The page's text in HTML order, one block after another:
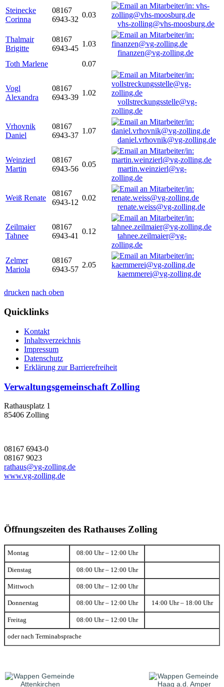
Steinecke
Corinna
08167
6943-32
0.03
vhs-zolling@vhs-moosburg.de
Thalmair
Brigitte
08167
6943-45
1.03
finanzen@vg-zolling.de
Toth Marlene
0.07
Vogl
Alexandra
08167
6943-39
1.02
vollstreckungsstelle@vg-
zolling.de
Vrhovnik
Daniel
08167
6943-37
1.07
daniel.vrhovnik@vg-zolling.de
Weinzierl
Martin
08167
6943-56
0.05
martin.weinzierl@vg-
zolling.de
Weiß Renate
08167
6943-12
0.02
renate.weiss@vg-zolling.de
Zeilmaier
Tahnee
08167
6943-41
0.12
tahnee.zeilmaier@vg-
zolling.de
Zelmer
Mariola
08167
6943-57
2.05
kaemmerei@vg-zolling.de
drucken nach oben
Quicklinks
Kontakt
Inhaltsverzeichnis
Impressum
Datenschutz
Erklärung zur Barrierefreiheit
Verwaltungsgemeinschaft Zolling
Rathausplatz 1
85406 Zolling
08167 6943-0
08167 9023
rathaus@vg-zolling.de
www.vg-zolling.de
Öffnungszeiten des Rathauses Zolling
Montag 08:00 Uhr – 12:00 Uhr
Dienstag 08:00 Uhr – 12:00 Uhr
Mittwoch 08:00 Uhr – 12:00 Uhr
Donnerstag 08:00 Uhr – 12:00 Uhr 14:00 Uhr – 18:00 Uhr
Freitag 08:00 Uhr – 12:00 Uhr
oder nach Terminabsprache